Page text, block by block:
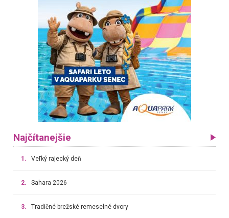
Najčítanejšie
1. Veľký rajecký deň
2. Sahara 2026
3. Tradičné brežské remeselné dvory